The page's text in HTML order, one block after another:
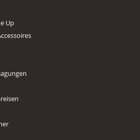
Up